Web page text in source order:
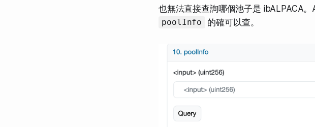
也無法直接查詢哪個池子是 ibALPACA
poolInfo 的確可以查。